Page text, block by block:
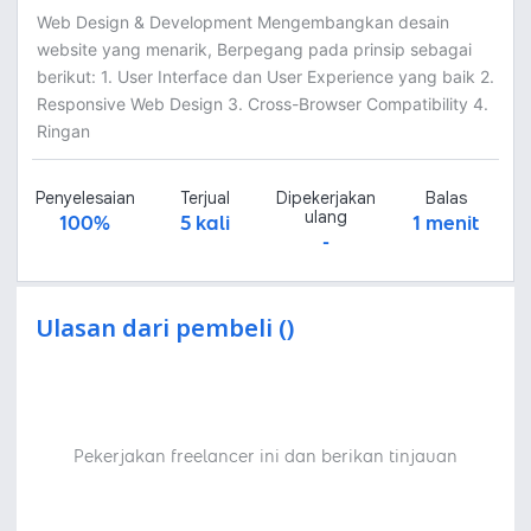
Web Design & Development Mengembangkan desain
website yang menarik, Berpegang pada prinsip sebagai
berikut: 1. User Interface dan User Experience yang baik 2.
Responsive Web Design 3. Cross-Browser Compatibility 4.
Ringan
Penyelesaian
100%
Terjual
5 kali
Dipekerjakan
ulang
-
Balas
1 menit
Ulasan dari pembeli ()
Pekerjakan freelancer ini dan berikan tinjauan